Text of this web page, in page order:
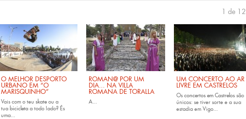
O MELHOR DESPORTO
URBANO EM “O
MARISQUINHO”
Vais com o teu skateou a
tua bicicleta a todo lado? És
uma...
ROMAN@ POR UM
DIA... NA VILLA
ROMANA DE TORALLA
A...
UM CONCERTO AO AR
LIVRE EM CASTRELOS
Os concertos em Castrelos são
únicos: se tiver sorte e a sua
estadia em Vigo...
1 de 12